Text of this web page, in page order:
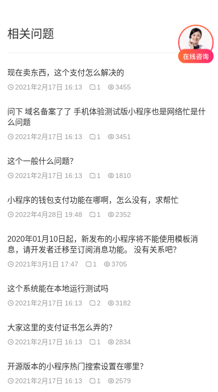
相关问题
现在卖东西，这个支付怎么解决的
2021年2月17日 16:13 1 3455
问下 域名备案了了 手机体验测试版小程序也是网络忙是什
么问题
2021年2月17日 16:13 1 3451
这个一般什么问题？
2021年2月17日 16:13 1 1810
小程序的钱包支付功能在哪啊，怎么没有，求帮忙
2022年4月28日 19:48 1 2352
2020年01月10日起，新发布的小程序将不能使用模板消
息，请开发者迁移至订阅消息功能。 没有关系吧？
2021年3月1日 17:47 1 3705
这个系统能在本地运行测试吗
2021年2月17日 16:13 2 3182
大家这里的支付证书怎么弄的？
2021年2月17日 16:13 1 2834
开源版本的小程序热门搜索设置在哪里？
2021年2月17日 16:13 1 2579